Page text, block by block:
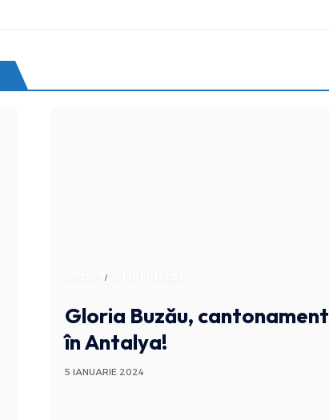
SPORT
Gloria Buzău, cantonament
în Antalya!
5 IANUARIE 2024